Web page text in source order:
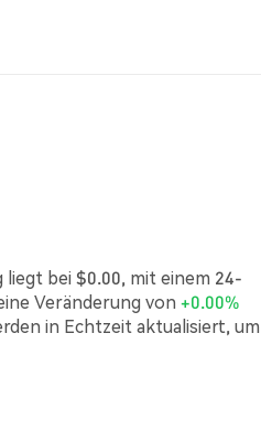
bei $0.00, mit einem 24-
Veränderung von +0.00%
in Echtzeit aktualisiert,